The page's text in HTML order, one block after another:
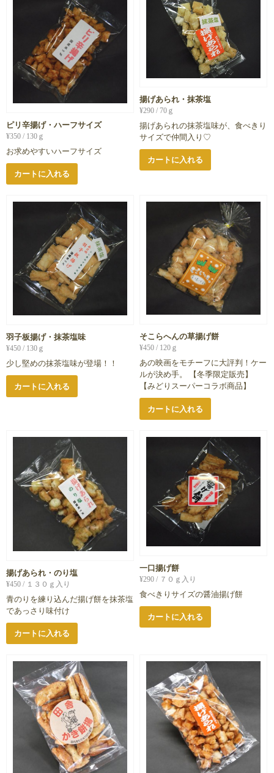
ピリ辛揚げ・ハーフサイズ
¥350 / 130ｇ
お求めやすいハーフサイズ
カートに入れる
揚げあられ・抹茶塩
¥290 / 70ｇ
揚げあられの抹茶塩味が、食べきり
サイズで仲間入り♡
カートに入れる
羽子板揚げ・抹茶塩味
¥450 / 130ｇ
少し堅めの抹茶塩味が登場！！
カートに入れる
そこらへんの草揚げ餅
¥450 / 120ｇ
あの映画をモチーフに大評判！ケー
ルが決め手。 【冬季限定販売】
【みどりスーパーコラボ商品】
カートに入れる
揚げあられ・のり塩
¥450 / １３０ｇ入り
青のりを練り込んだ揚げ餅を抹茶塩
であっさり味付け
カートに入れる
一口揚げ餅
¥290 / ７０ｇ入り
食べきりサイズの醤油揚げ餅
カートに入れる